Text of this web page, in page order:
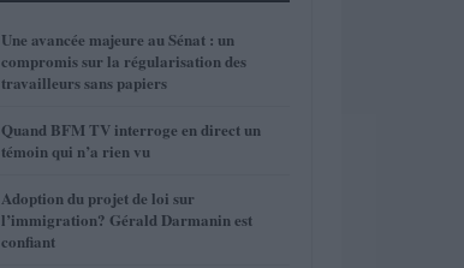
Une avancée majeure au Sénat : un
compromis sur la régularisation des
travailleurs sans papiers
Quand BFM TV interroge en direct un
témoin qui n’a rien vu
Adoption du projet de loi sur
l’immigration? Gérald Darmanin est
confiant